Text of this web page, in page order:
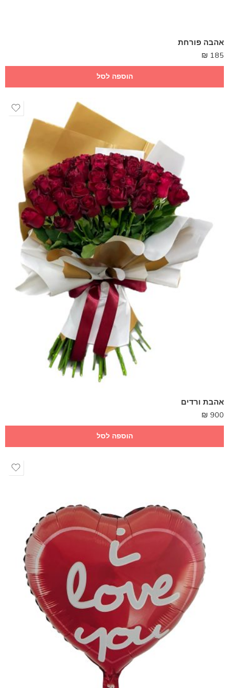
אהבה פורחת
185
₪
הוספה לסל
אהבת ורדים
900
₪
הוספה לסל